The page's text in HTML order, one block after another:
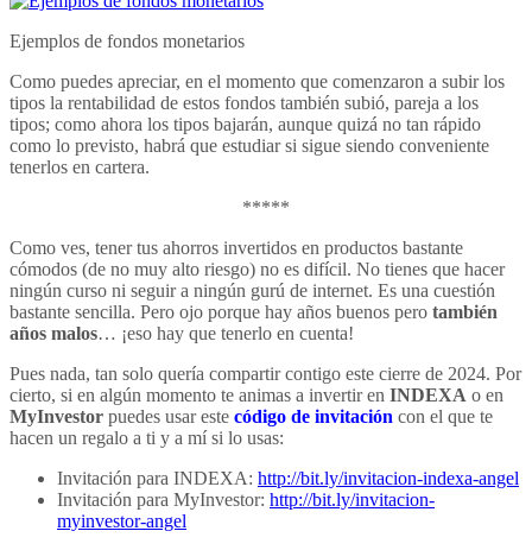
Ejemplos de fondos monetarios
Como puedes apreciar, en el momento que comenzaron a subir los
tipos la rentabilidad de estos fondos también subió, pareja a los
tipos; como ahora los tipos bajarán, aunque quizá no tan rápido
como lo previsto, habrá que estudiar si sigue siendo conveniente
tenerlos en cartera.
*****
Como ves, tener tus ahorros invertidos en productos bastante
cómodos (de no muy alto riesgo) no es difícil. No tienes que hacer
ningún curso ni seguir a ningún gurú de internet. Es una cuestión
bastante sencilla. Pero ojo porque hay años buenos pero también
años malos… ¡eso hay que tenerlo en cuenta!
Pues nada, tan solo quería compartir contigo este cierre de 2024. Por
cierto, si en algún momento te animas a invertir en INDEXA o en
MyInvestor puedes usar este código de invitación con el que te
hacen un regalo a ti y a mí si lo usas:
Invitación para INDEXA: http://bit.ly/invitacion-indexa-angel
Invitación para MyInvestor: http://bit.ly/invitacion-
myinvestor-angel